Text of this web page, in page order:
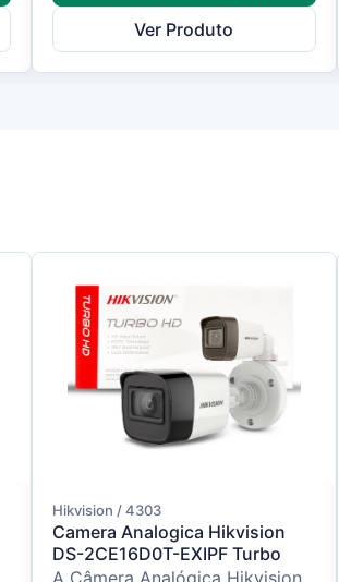
Ver Produto
Hikvision / 4303
Camera Analogica Hikvision
DS-2CE16D0T-EXIPF Turbo
A Câmera Analógica Hikvision